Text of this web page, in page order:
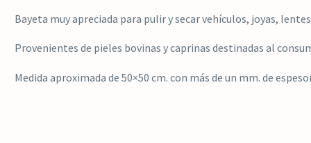
Bayeta muy apreciada para pulir y secar vehículos, joyas,
Provenientes de pieles bovinas y caprinas destinadas al
Medida aproximada de 50×50 cm. con más de un mm. de